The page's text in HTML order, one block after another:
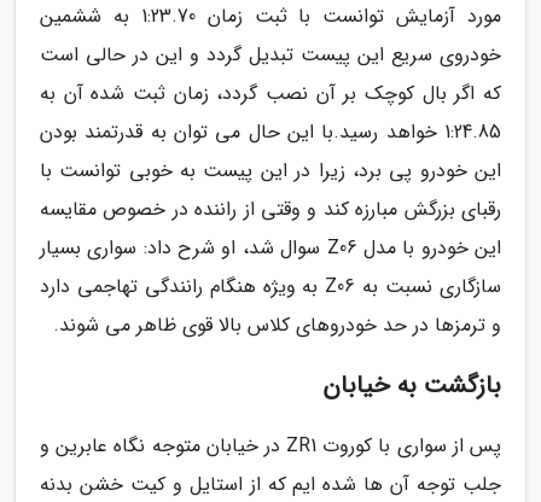
مورد آزمایش توانست با ثبت زمان 1:23.70 به ششمین
خودروی سریع این پیست تبدیل گردد و این در حالی است
که اگر بال کوچک بر آن نصب گردد، زمان ثبت شده آن به
1:24.85 خواهد رسید.با این حال می توان به قدرتمند بودن
این خودرو پی برد، زیرا در این پیست به خوبی توانست با
رقبای بزرگش مبارزه کند و وقتی از راننده در خصوص مقایسه
این خودرو با مدل Z06 سوال شد، او شرح داد: سواری بسیار
سازگاری نسبت به Z06 به ویژه هنگام رانندگی تهاجمی دارد
و ترمزها در حد خودروهای کلاس بالا قوی ظاهر می شوند.
بازگشت به خیابان
پس از سواری با کوروت ZR1 در خیابان متوجه نگاه عابرین و
جلب توجه آن ها شده ایم که از استایل و کیت خشن بدنه